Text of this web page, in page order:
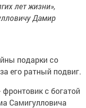
лет жизни»,
Дамир
подарки со
его ратный подвиг.
с богатой
Самигулловича